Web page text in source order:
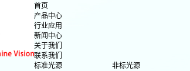
首页
产品中心
行业应用
新闻中心
关于我们
联系我们
标准光源
非标光源